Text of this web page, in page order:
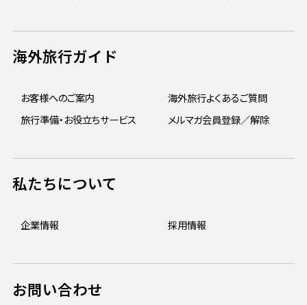
海外旅行ガイド
お客様へのご案内
海外旅行よくあるご質問
旅行準備・お役立ちサービス
メルマガ会員登録／解除
私たちについて
企業情報 採用情報
お問い合わせ